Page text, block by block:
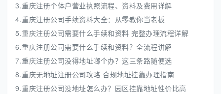
3.重庆注册个体户营业执照流程、资料及费用详解
4.重庆注册公司手续资料大全：从零教你当老板
5.重庆注册公司需要什么手续和资料 完整办理流程详解
6.重庆注册公司需要什么手续和资料？全流程讲解
7.重庆注册公司没得地址啷个办？这三条路随便选
8.重庆无地址注册公司攻略 合规地址挂靠办理指南
9.重庆注册公司没地址怎么办？园区挂靠地址性价比高